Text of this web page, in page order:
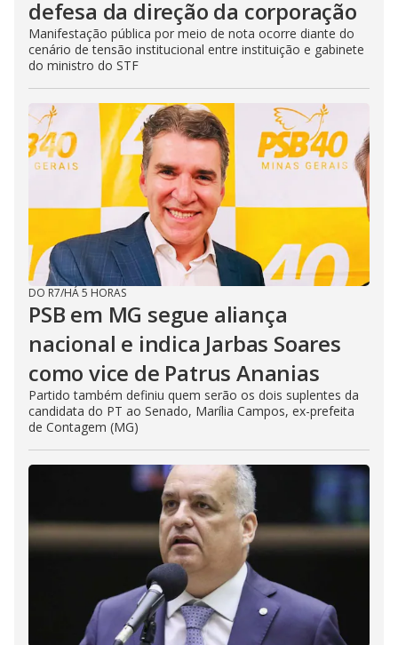
defesa da direção da corporação
Manifestação pública por meio de nota ocorre diante do
cenário de tensão institucional entre instituição e gabinete
do ministro do STF
DO R7/HÁ 5 HORAS
PSB em MG segue aliança
nacional e indica Jarbas Soares
como vice de Patrus Ananias
Partido também definiu quem serão os dois suplentes da
candidata do PT ao Senado, Marília Campos, ex-prefeita
de Contagem (MG)